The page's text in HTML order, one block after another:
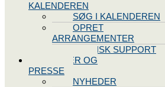
KALENDEREN
SØG I KALENDEREN
OPRET
ARRANGEMENTER
TEKNISK SUPPORT
NYHEDER OG
PRESSE
NYHEDER